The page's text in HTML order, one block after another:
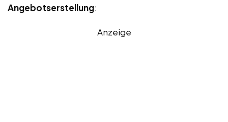
Angebotserstellung:
Anzeige